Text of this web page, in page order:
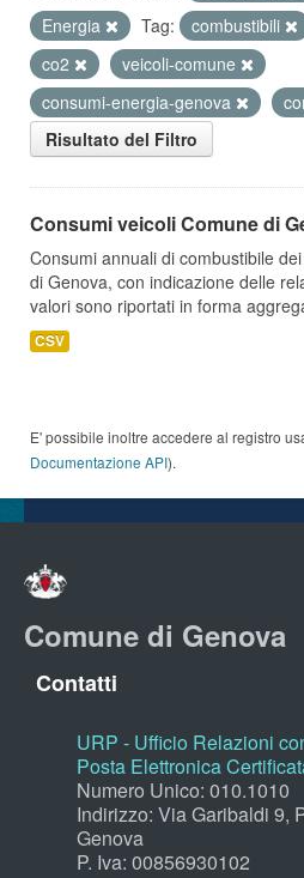
Energia
Tag: combustibili
co2
veicoli-comune
consumi-energia-genova
Risultato del Filtro
Consumi veicoli Comune di
Consumi annuali di combustibile
di Genova, con indicazione delle
valori sono riportati in forma
CSV
E' possibile inoltre accedere al registro
Documentazione API).
Comune di Genova
Contatti
URP - Ufficio Relazioni
Posta Elettronica
Numero Unico: 010.1010
Indirizzo: Via Garibaldi 9,
Genova
P. Iva: 00856930102